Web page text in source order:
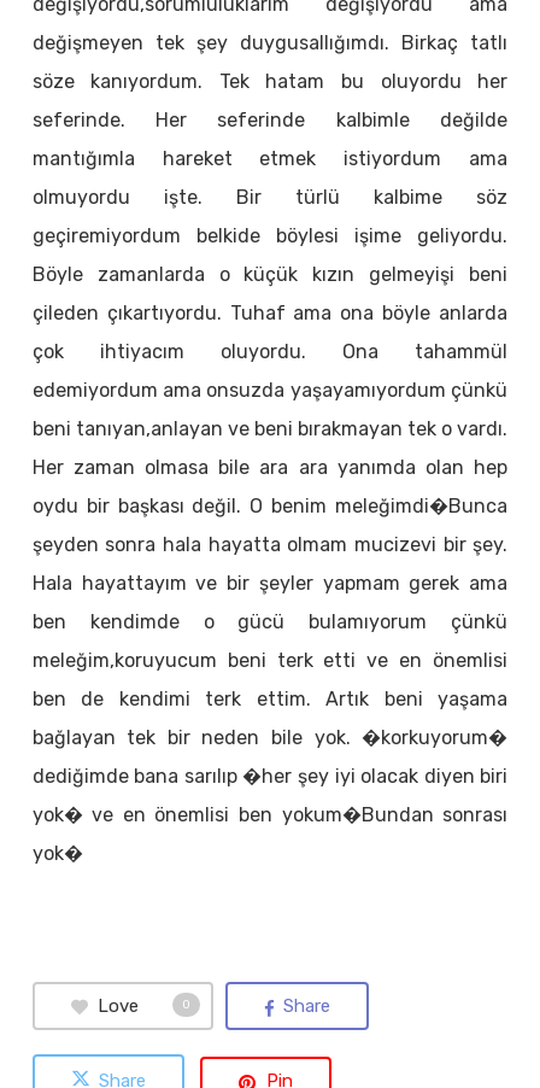
değişmeyen tek şey duygusallığımdı. Birkaç tatlı
söze kanıyordum. Tek hatam bu oluyordu her
seferinde. Her seferinde kalbimle değilde
mantığımla hareket etmek istiyordum ama
olmuyordu işte. Bir türlü kalbime söz
geçiremiyordum belkide böylesi işime geliyordu.
Böyle zamanlarda o küçük kızın gelmeyişi beni
çileden çıkartıyordu. Tuhaf ama ona böyle anlarda
çok ihtiyacım oluyordu. Ona tahammül
edemiyordum ama onsuzda yaşayamıyordum çünkü
beni tanıyan,anlayan ve beni bırakmayan tek o vardı.
Her zaman olmasa bile ara ara yanımda olan hep
oydu bir başkası değil. O benim meleğimdi�Bunca
şeyden sonra hala hayatta olmam mucizevi bir şey.
Hala hayattayım ve bir şeyler yapmam gerek ama
ben kendimde o gücü bulamıyorum çünkü
meleğim,koruyucum beni terk etti ve en önemlisi
ben de kendimi terk ettim. Artık beni yaşama
bağlayan tek bir neden bile yok. �korkuyorum�
dediğimde bana sarılıp �her şey iyi olacak diyen biri
yok� ve en önemlisi ben yokum�Bundan sonrası
yok�
Love 0 Share
Share Pin